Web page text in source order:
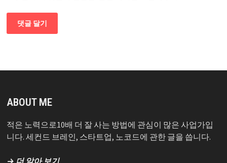
ABOUT ME
적은 노력으로10배 더 잘 사는 방법에 관심이 많은 사업가입
니다. 세컨드 브레인, 스타트업, 노코드에 관한 글을 씁니다.
→ 더 알아 보기